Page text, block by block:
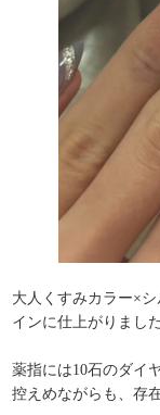
大人くすみカラー×
インに仕上がりまし
薬指には10石のダイ
控えめながらも、存